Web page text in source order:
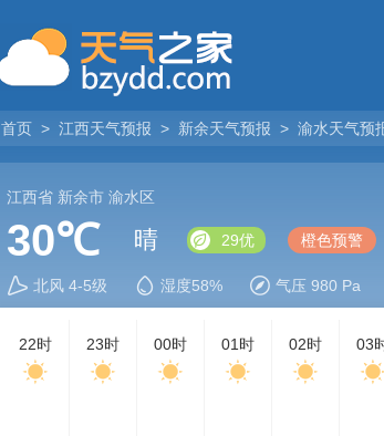
首页 > 江西天气预报 > 新余天气预报 > 渝水天气预
江西省 新余市 渝水区
30℃ 晴 29优 橙色预警
北风 4-5级 湿度58% 气压 980 Pa
22时 23时 00时 01时 02时 03